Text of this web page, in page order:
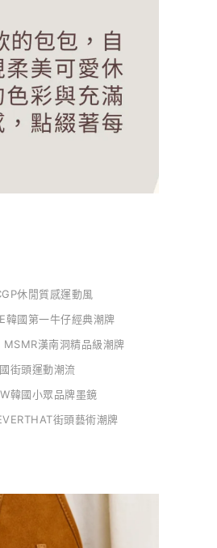
休閒質感運動風
韓國第一牛仔經典潮牌
MSMR漢南洞精品級潮牌
街頭運動潮流
韓國小眾品牌墨鏡
街頭藝術潮牌